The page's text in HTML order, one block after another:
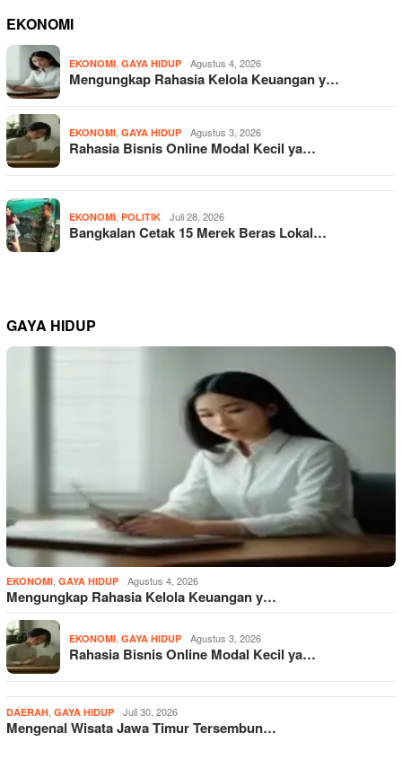
EKONOMI
EKONOMI, GAYA HIDUP Agustus 4, 2026
Mengungkap Rahasia Kelola Keuangan y…
EKONOMI, GAYA HIDUP Agustus 3, 2026
Rahasia Bisnis Online Modal Kecil ya…
EKONOMI, POLITIK Juli 28, 2026
Bangkalan Cetak 15 Merek Beras Lokal…
GAYA HIDUP
EKONOMI, GAYA HIDUP Agustus 4, 2026
Mengungkap Rahasia Kelola Keuangan y…
EKONOMI, GAYA HIDUP Agustus 3, 2026
Rahasia Bisnis Online Modal Kecil ya…
DAERAH, GAYA HIDUP Juli 30, 2026
Mengenal Wisata Jawa Timur Tersembun…